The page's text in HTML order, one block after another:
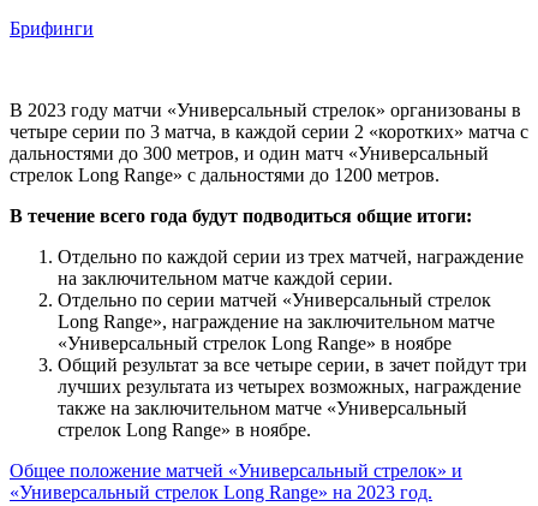
Брифинги
В 2023 году матчи «Универсальный стрелок» организованы в
четыре серии по 3 матча, в каждой серии 2 «коротких» матча с
дальностями до 300 метров, и один матч «Универсальный
стрелок Long Range» с дальностями до 1200 метров.
В течение всего года будут подводиться общие итоги:
Отдельно по каждой серии из трех матчей, награждение
на заключительном матче каждой серии.
Отдельно по серии матчей «Универсальный стрелок
Long Range», награждение на заключительном матче
«Универсальный стрелок Long Range» в ноябре
Общий результат за все четыре серии, в зачет пойдут три
лучших результата из четырех возможных, награждение
также на заключительном матче «Универсальный
стрелок Long Range» в ноябре.
Общее положение матчей «Универсальный стрелок» и
«Универсальный стрелок Long Range» на 2023 год.